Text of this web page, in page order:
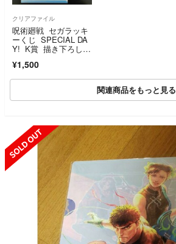
クリアファイル
呪術廻戦 セガラッキ
ーくじ SPECIAL DA
Y! K賞 描き下ろしク
カーセット 五条悟
¥1,500
関連商品をもっと見る
SOLD OUT